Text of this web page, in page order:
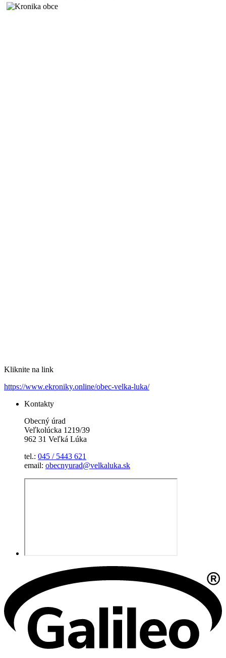
Kliknite na link
https://www.ekroniky.online/obec-velka-luka/
Kontakty
Obecný úrad
Veľkolúcka 1219/39
962 31 Veľká Lúka
tel.: 045 / 5443 621
email: obecnyurad@velkaluka.sk